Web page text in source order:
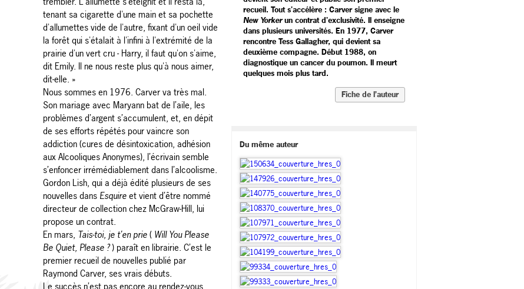
tenant sa cigarette d'une main et sa pochette
d'allumettes vide de l'autre, fixant d'un oeil vide
la forêt qui s'étalait à l'infini à l'extrémité de la
prairie d'un vert cru - Harry, il faut qu'on s'aime,
dit Emily. Il ne nous reste plus qu'à nous aimer,
dit-elle. »
Nous sommes en 1976. Carver va très mal.
Son mariage avec Maryann bat de l’aile, les
problèmes d’argent s’accumulent, et, en dépit
de ses efforts répétés pour vaincre son
addiction (cures de désintoxication, adhésion
aux Alcooliques Anonymes), l’écrivain semble
s’enfoncer irrémédiablement dans l’alcoolisme.
Gordon Lish, qui a déjà édité plusieurs de ses
nouvelles dans Esquireet vient d’être nommé
directeur de collection chez McGraw-Hill, lui
propose un contrat.
En mars, Tais-toi, je t’en prie( Will You Please
Be Quiet, Please ?) paraît en librairie. C’est le
premier recueil de nouvelles publié par
Raymond Carver, ses vrais débuts.
Le succès n’est pas encore au rendez-vous,
recueil. Tout s'accélère : Carver signe avec le
New Yorkerun contrat d'exclusivité. Il enseigne
dans plusieurs universités. En 1977, Carver
rencontre Tess Gallagher, qui devient sa
deuxième compagne. Début 1988, on
diagnostique un cancer du poumon. Il meurt
quelques mois plus tard.
Fiche de l’auteur
Du même auteur